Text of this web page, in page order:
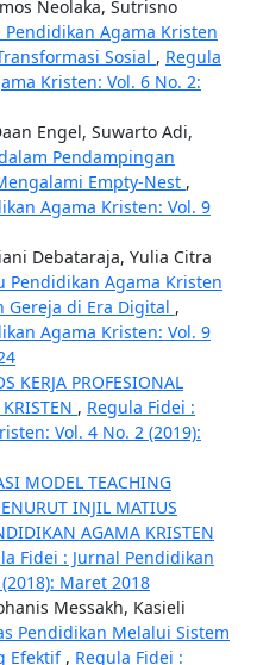
Neolaka, Sutrisno
Pendidikan Agama Kristen
Sosial , Regula
Kristen: Vol. 6 No. 2:
Engel, Suwarto Adi,
Pendampingan
Empty-Nest ,
Agama Kristen: Vol. 9
Debataraja, Yulia Citra
Pendidikan Agama Kristen
Gereja di Era Digital ,
Agama Kristen: Vol. 9
KERJA PROFESIONAL
, Regula Fidei :
Vol. 4 No. 2 (2019):
MODEL TEACHING
INJIL MATIUS
AGAMA KRISTEN
Fidei : Jurnal Pendidikan
Maret 2018
Messakh, Kasieli
Pendidikan Melalui Sistem
Efektif , Regula Fidei :